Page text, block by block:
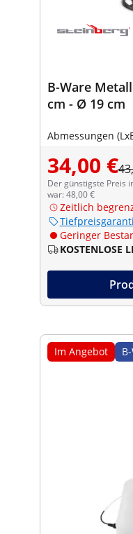
B-Ware
cm - Ø 19 cm
Abmessungen
34,00 €
Der günstigste Preis
war: 48,00 €
Zeitlich
Geringer
KOSTENLOSE
Im Angebot